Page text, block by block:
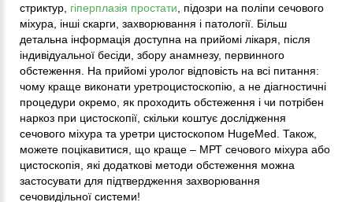
стриктур, гіперплазія простати, підозри на поліпи сечового
міхура, інші скарги, захворювання і патології. Більш
детальна інформація доступна на прийомі лікаря, після
індивідуальної бесіди, збору анамнезу, первинного
обстеження. На прийомі уролог відповість на всі питання:
чому краще виконати уретроцистоскопію, а не діагностичні
процедури окремо, як проходить обстеження і чи потрібен
наркоз при цистоскопії, скільки коштує дослідження
сечового міхура та уретри цистоскопом HugeMed. Також,
можете поцікавитися, що краще – МРТ сечового міхура або
цистоскопія, які додаткові методи обстеження можна
застосувати для підтвердження захворювання
сечовидільної системи!